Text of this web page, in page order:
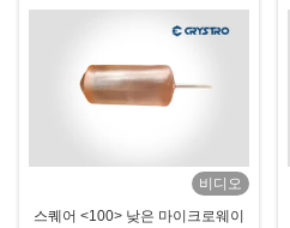
비디오
스퀘어 <100> 낮은 마이크로웨이